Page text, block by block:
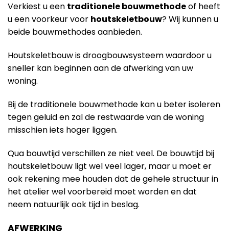
Verkiest u een traditionele bouwmethodeof heeft
u een voorkeur voor houtskeletbouw? Wij kunnen u
beide bouwmethodes aanbieden.
Houtskeletbouw is droogbouwsysteem waardoor u
sneller kan beginnen aan de afwerking van uw
woning.
Bij de traditionele bouwmethode kan u beter isoleren
tegen geluid en zal de restwaarde van de woning
misschien iets hoger liggen.
Qua bouwtijd verschillen ze niet veel. De bouwtijd bij
houtskeletbouw ligt wel veel lager, maar u moet er
ook rekening mee houden dat de gehele structuur in
het atelier wel voorbereid moet worden en dat
neem natuurlijk ook tijd in beslag.
AFWERKING